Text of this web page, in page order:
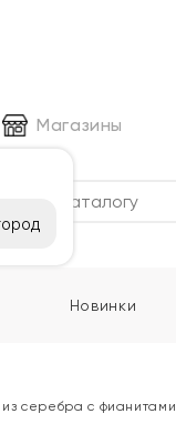
Магазины
Новинки
из серебра с фианитами